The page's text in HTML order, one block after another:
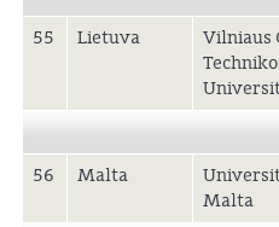
55 Lietuva
Vilniaus
56 Malta
Malta